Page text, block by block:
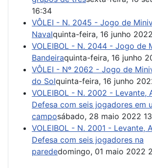
16:34
VÔLEI - N. 2045 - Jogo de
Navalquinta-feira, 16 junho
VOLEIBOL - N. 2044 - Jogo de
Bandeiraquinta-feira, 16 junho
VÔLEI - Nº 2062 - Jogo de
do Solquinta-feira, 16 junho
VOLEIBOL - N. 2002 - Levante,
Defesa com seis jogadores em
camposábado, 28 maio 2022
VOLEIBOL - N. 2001 - Levante,
Defesa com seis jogadores na
parededomingo, 01 maio 2022